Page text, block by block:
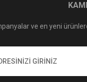
ve en yeni